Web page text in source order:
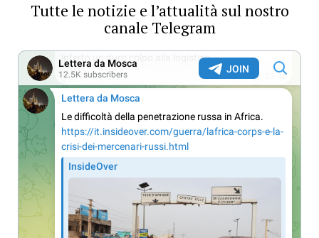
Tutte le notizie e l’attualità sul nostro
canale Telegram